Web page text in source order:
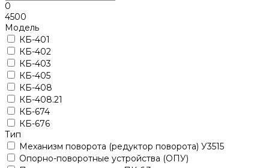
0
4500
Модель
КБ-401
КБ-402
КБ-403
КБ-405
КБ-408
КБ-408.21
КБ-674
КБ-676
Тип
Механизм поворота (редуктор поворота) У3515
Опорно-поворотные устройства (ОПУ)